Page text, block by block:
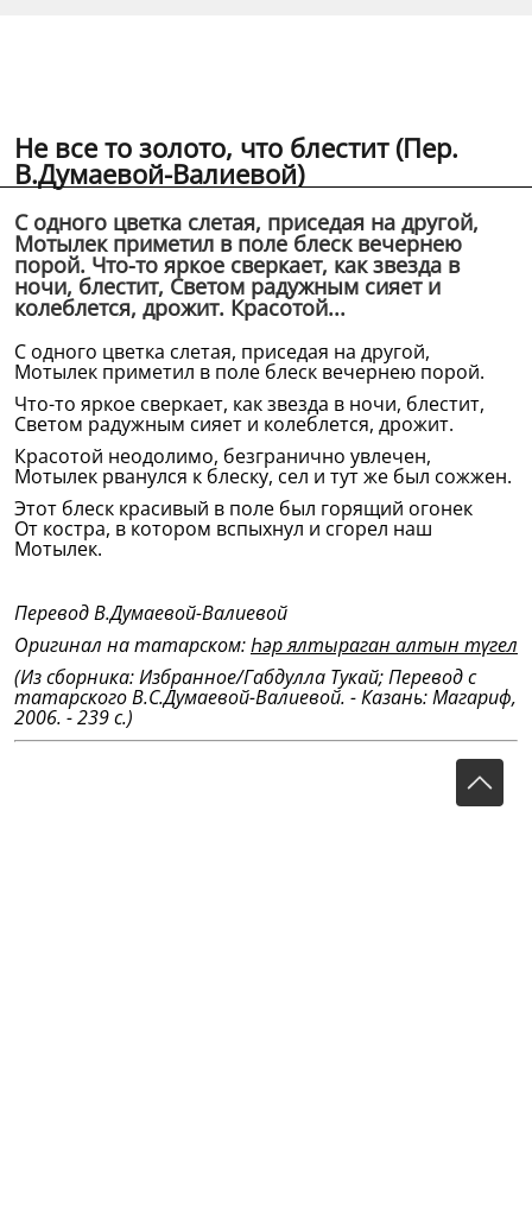
Не все то золото, что блестит (Пер.
В.Думаевой-Валиевой)
С одного цветка слетая, приседая на другой,
Мотылек приметил в поле блеск вечернею
порой. Что-то яркое сверкает, как звезда в
ночи, блестит, Светом радужным сияет и
колеблется, дрожит. Красотой...
С одного цветка слетая, приседая на другой,
Мотылек приметил в поле блеск вечернею порой.
Что-то яркое сверкает, как звезда в ночи, блестит,
Светом радужным сияет и колеблется, дрожит.
Красотой неодолимо, безгранично увлечен,
Мотылек рванулся к блеску, сел и тут же был сожжен.
Этот блеск красивый в поле был горящий огонек
От костра, в котором вспыхнул и сгорел наш
Мотылек.
Перевод В.Думаевой-Валиевой
Оригинал на татарском:Һәр ялтыраган алтын түгел
(Из сборника: Избранное/Габдулла Тукай; Перевод с
татарского В.С.Думаевой-Валиевой. - Казань: Магариф,
2006. - 239 с.)